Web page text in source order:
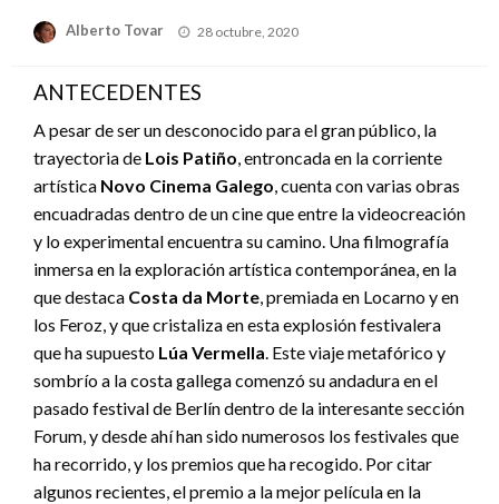
Alberto Tovar
Publicado
28 octubre, 2020
ANTECEDENTES
A pesar de ser un desconocido para el gran público, la
trayectoria de Lois Patiño, entroncada en la corriente
artística Novo Cinema Galego, cuenta con varias obras
encuadradas dentro de un cine que entre la videocreación
y lo experimental encuentra su camino. Una filmografía
inmersa en la exploración artística contemporánea, en la
que destaca Costa da Morte, premiada en Locarno y en
los Feroz, y que cristaliza en esta explosión festivalera
que ha supuesto Lúa Vermella. Este viaje metafórico y
sombrío a la costa gallega comenzó su andadura en el
pasado festival de Berlín dentro de la interesante sección
Forum, y desde ahí han sido numerosos los festivales que
ha recorrido, y los premios que ha recogido. Por citar
algunos recientes, el premio a la mejor película en la